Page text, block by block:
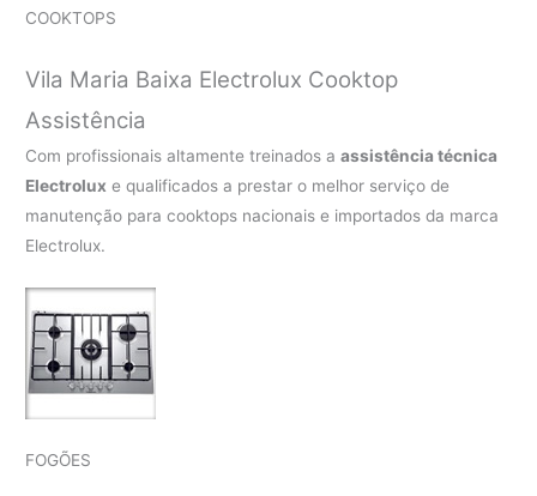
COOKTOPS
Vila Maria Baixa Electrolux Cooktop
Assistência
Com profissionais altamente treinados aassistência técnica
Electrolux e qualificados a prestar o melhor serviço de
manutenção para cooktops nacionais e importados da marca
Electrolux.
FOGÕES